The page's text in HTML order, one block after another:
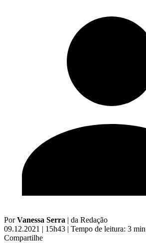
PorVanessa Serra | da Redação
09.12.2021 | 15h43 | Tempo de leitura: 3 min
Compartilhe